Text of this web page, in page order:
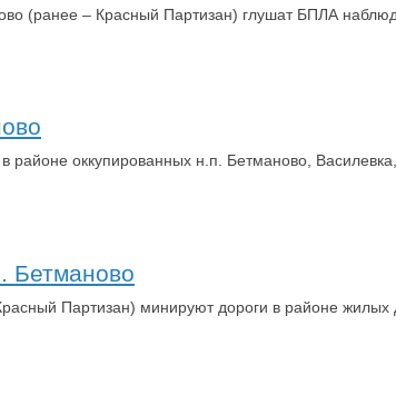
(ранее – Красный Партизан) глушат БПЛА
оккупированных н.п. Бетманово,
Бетманово
Партизан) минируют дороги в районе